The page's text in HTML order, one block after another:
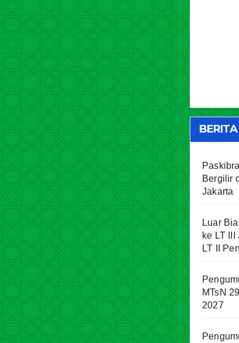
Bergilir
Jakarta
Luar
ke LT
LT II
MTsN
2027